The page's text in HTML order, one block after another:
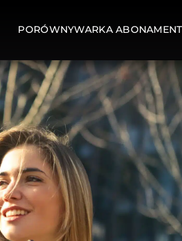
PORÓWNYWARKA